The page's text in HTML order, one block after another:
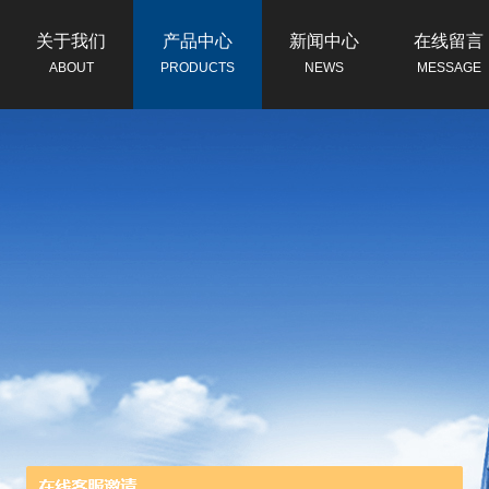
关于我们
ABOUT
产品中心
PRODUCTS
新闻中心
NEWS
在线留言
MESSAGE